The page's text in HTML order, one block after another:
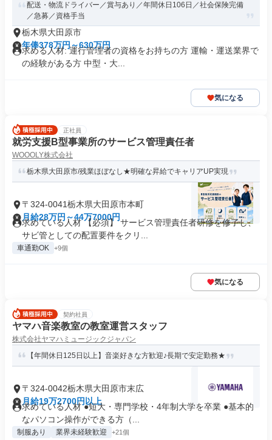
配送・物流ドライバー／賞与あり／年間休日106日／社会保険完備
／急募／資格手当
栃木県大田原市
年俸378万円～630万円
求める人材: 運行管理者の資格をお持ちの方 運輸・運送業界で
の経験がある方 中型・大...
気になる
正社員
就労支援B型事業所のサービス管理責任者
WOOOLY株式会社
栃木県大田原市/残業ほぼなし★明確な昇給でキャリアUP実現
〒324-0041栃木県大田原市本町
月給28万円～44万7000円
求めている人材 【必須】 サービス管理責任者研修を修了し、
サビ管としての配置要件をクリ...
車通勤OK +9個
気になる
契約社員
ヤマハ音楽教室の教室運営スタッフ
株式会社ヤマハミュージックジャパン
【年間休日125日以上】音楽好きな方歓迎♪長期で安定勤務★
〒324-0042栃木県大田原市末広
月給19万2700円以上
求めている人材 ●短大・専門学校・4年制大学を卒業 ●基本的
なパソコン操作ができる方（...
制服あり 業界未経験歓迎 +21個